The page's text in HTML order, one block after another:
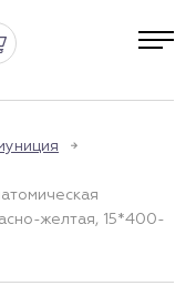
желтая, 15*400-